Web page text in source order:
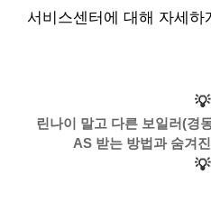
서비스센터에 대해 자세하
💡
린나이 말고 다른 보일러(경
AS 받는 방법과 숨겨
💡